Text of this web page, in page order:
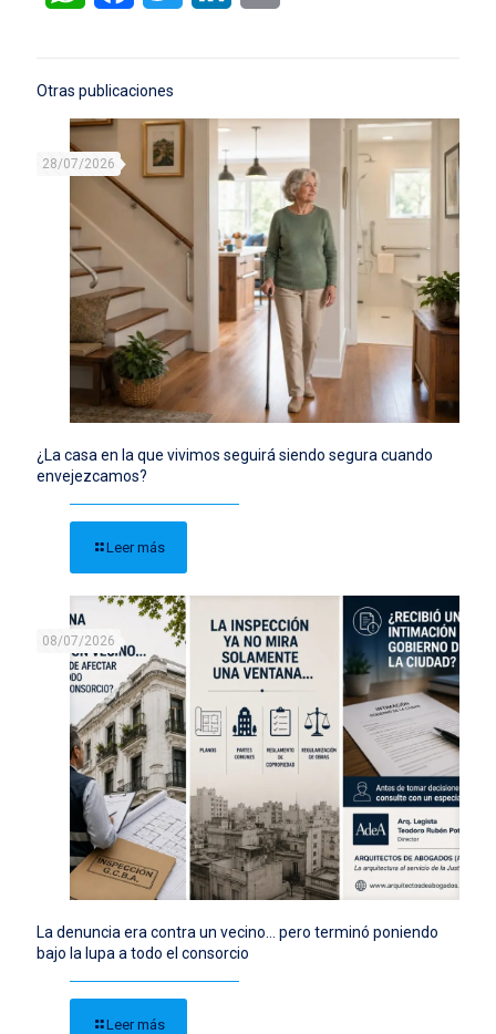
Otras publicaciones
28/07/2026
¿La casa en la que vivimos seguirá siendo segura cuando
envejezcamos?
Leer más
08/07/2026
La denuncia era contra un vecino… pero terminó poniendo
bajo la lupa a todo el consorcio
Leer más